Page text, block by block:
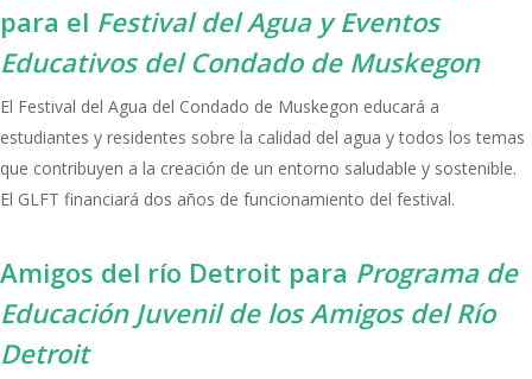
para el Festival del Agua y Eventos
Educativos del Condado de Muskegon
El Festival del Agua del Condado de Muskegon educará a
estudiantes y residentes sobre la calidad del agua y todos los temas
que contribuyen a la creación de un entorno saludable y sostenible.
El GLFT financiará dos años de funcionamiento del festival.
Amigos del río Detroit para Programa de
Educación Juvenil de los Amigos del Río
Detroit